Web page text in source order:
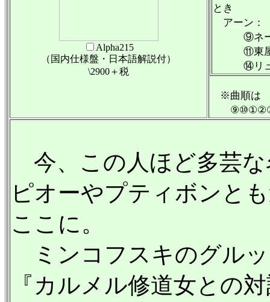
Alpha215
（国内仕様盤・日本語解説付）
\2900＋税
とき
アーン：
⑨ネール
⑪東屋で
⑭リュデ
※曲順は
今、この人ほど多芸
ピオーやプティボンと
ここに。
ミンコフスキのグル
『カルメル修道女との